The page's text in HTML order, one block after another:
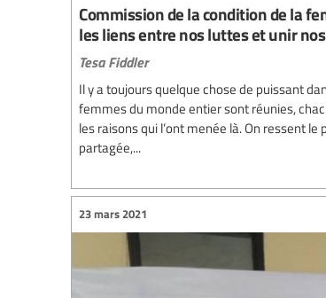
Commission de la condition de la
les liens entre nos luttes et unir
Tesa Fiddler
Il y a toujours quelque chose de puissant
femmes du monde entier sont réunies,
les raisons qui l’ont menée là. On ressent
partagée,...
23 mars 2021